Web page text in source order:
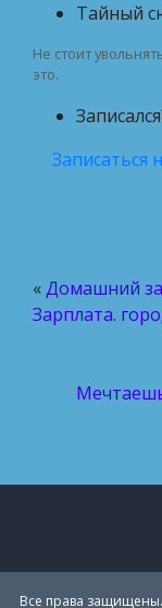
Тайный
Не стоит
это.
Записаться
«Домашний
Зарплата.
Все права